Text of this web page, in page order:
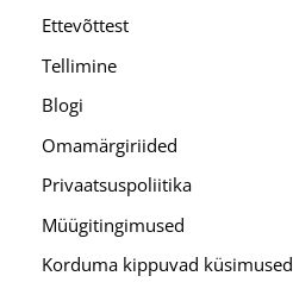
Ettevõttest
Tellimine
Blogi
Omamärgiriided
Privaatsuspoliitika
Müügitingimused
Korduma kippuvad küsimused